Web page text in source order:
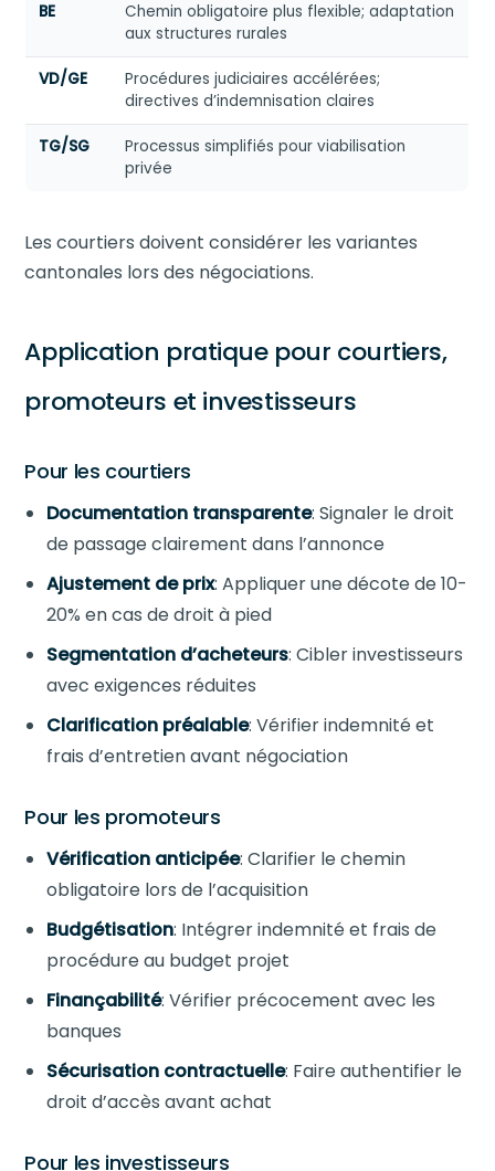
BE
Chemin obligatoire plus flexible; adaptation
aux structures rurales
VD/GE
Procédures judiciaires accélérées;
directives d’indemnisation claires
TG/SG
Processus simplifiés pour viabilisation
privée
Les courtiers doivent considérer les variantes
cantonales lors des négociations.
Application pratique pour courtiers,
promoteurs et investisseurs
Pour les courtiers
Documentation transparente: Signaler le droit
de passage clairement dans l’annonce
Ajustement de prix: Appliquer une décote de 10-
20% en cas de droit à pied
Segmentation d’acheteurs: Cibler investisseurs
avec exigences réduites
Clarification préalable: Vérifier indemnité et
frais d’entretien avant négociation
Pour les promoteurs
Vérification anticipée: Clarifier le chemin
obligatoire lors de l’acquisition
Budgétisation: Intégrer indemnité et frais de
procédure au budget projet
Finançabilité: Vérifier précocement avec les
banques
Sécurisation contractuelle: Faire authentifier le
droit d’accès avant achat
Pour les investisseurs